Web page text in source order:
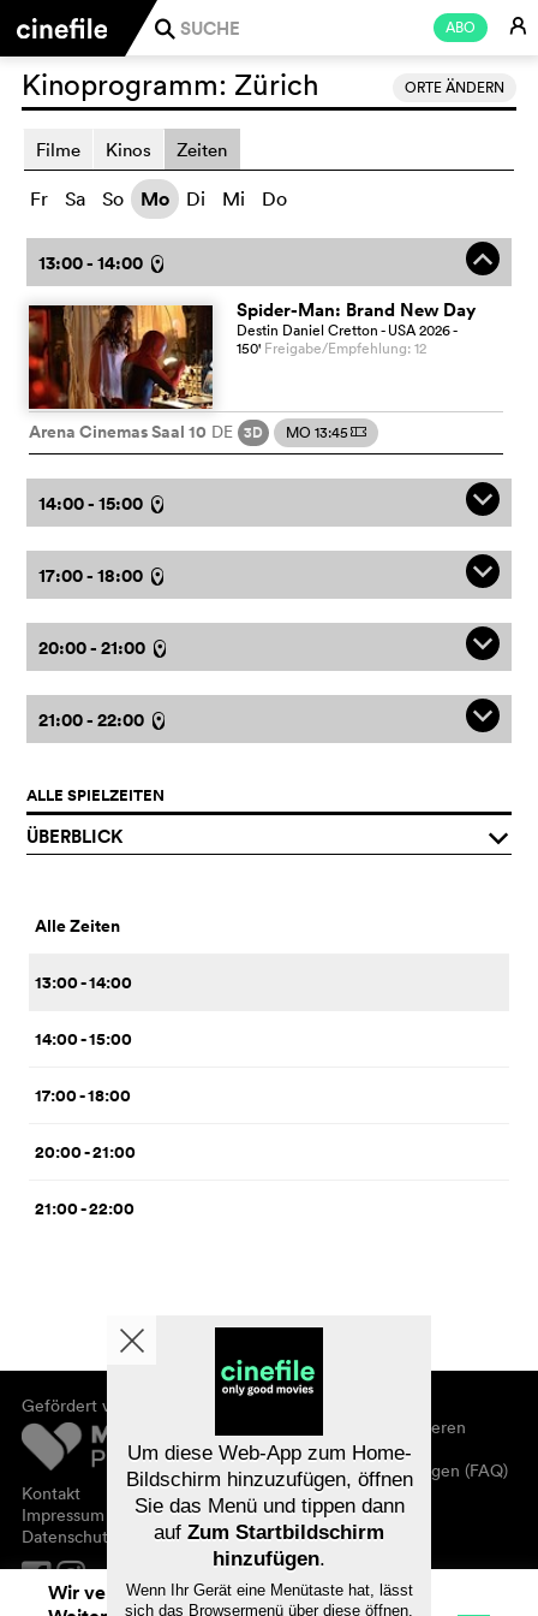
ABO E
j
ORTE ÄNDERN
Kinoprogramm: Zürich
Filme Kinos Zeiten
Fr Sa So Mo Di Mi Do
13:00 - 14:00 l o
Spider-Man: Brand New Day
Destin Daniel Cretton- USA2026-
150' Freigabe/Empfehlung: 12
Arena Cinemas Saal 10 DE 3D MO 13:45 m
14:00 - 15:00 l q
17:00 - 18:00 l q
20:00 - 21:00 l q
21:00 - 22:00 l q
ALLE SPIELZEITEN
ÜBERBLICK q
Alle Zeiten
13:00 - 14:00
14:00 - 15:00
17:00 - 18:00
20:00 - 21:00
21:00 - 22:00
Gefördert von
Kontakt
Impressum
Datenschutz
Registrieren/abonnieren
Newsletter
Häufig gestellte Fragen (FAQ)
Gutscheine
Wir verwenden Cookies. Mit dem
Um diese Web-App zum Home-
Bildschirm hinzuzufügen, öffnen
Sie das Menü und tippen dann
auf Zum Startbildschirm
hinzufügen.
Wenn Ihr Gerät eine Menütaste hat, lässt
sich das Browsermenü über diese öffnen.